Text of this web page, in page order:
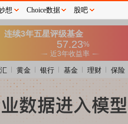
黄金 银行 基金 理财 保险
想 Choice数据 股吧